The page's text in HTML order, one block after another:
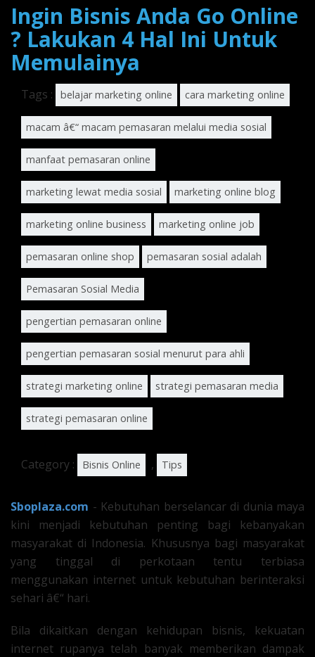
Ingin Bisnis Anda Go Online
? Lakukan 4 Hal Ini Untuk
Memulainya
Tags : belajar marketing online cara marketing online
macam â€“ macam pemasaran melalui media sosial
manfaat pemasaran online
marketing lewat media sosial marketing online blog
marketing online business marketing online job
pemasaran online shop pemasaran sosial adalah
Pemasaran Sosial Media
pengertian pemasaran online
pengertian pemasaran sosial menurut para ahli
strategi marketing online strategi pemasaran media
strategi pemasaran online
Category : Bisnis Online , Tips
Sboplaza.com - Kebutuhan berselancar di dunia maya
kini menjadi kebutuhan penting bagi kebanyakan
masyarakat di Indonesia. Khususnya bagi masyarakat
yang tinggal di perkotaan tentu terbiasa
menggunakan internet untuk kebutuhan berinteraksi
sehari â€“ hari.
Bila dikaitkan dengan kehidupan bisnis, kekuatan
internet rupanya telah banyak memberikan dampak